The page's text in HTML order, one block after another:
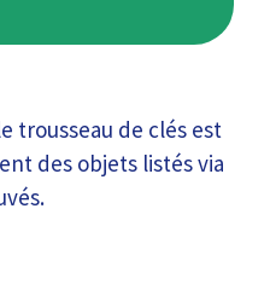
trousseau de clés est
des objets listés via